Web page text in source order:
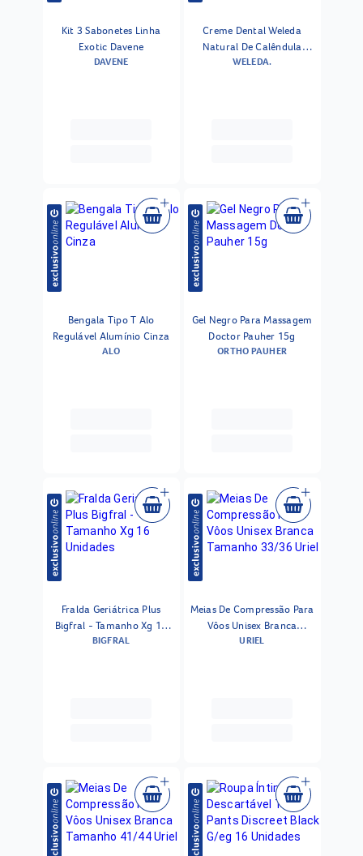
Kit 3 Sabonetes Linha
Exotic Davene
DAVENE
Creme Dental Weleda
Natural De Calêndula
75ml
WELEDA.
Bengala Tipo T Alo
Regulável Alumínio Cinza
ALO
Gel Negro Para Massagem
Doctor Pauher 15g
ORTHO PAUHER
Fralda Geriátrica Plus
Bigfral - Tamanho Xg 16
Unidades
BIGFRAL
Meias De Compressão Para
Vôos Unisex Branca
Tamanho 33/36 Uriel
URIEL